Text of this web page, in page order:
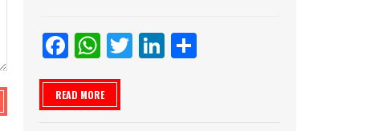
Facebook
WhatsApp
TwitterLinkedIn
READ MORE